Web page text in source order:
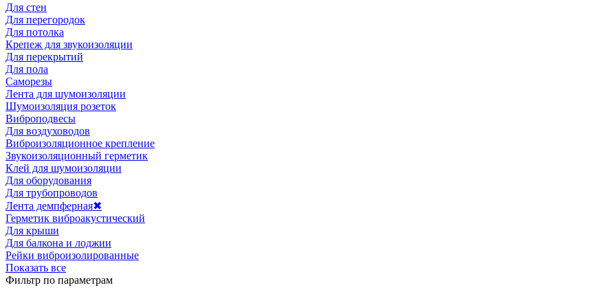
Для стен
Для перегородок
Для потолка
Крепеж для звукоизоляции
Для перекрытий
Для пола
Саморезы
Лента для шумоизоляции
Шумоизоляция розеток
Виброподвесы
Для воздуховодов
Виброизоляционное крепление
Звукоизоляционный герметик
Клей для шумоизоляции
Для оборудования
Для трубопроводов
Лента демпферная✖
Герметик виброакустический
Для крыши
Для балкона и лоджии
Рейки виброизолированные
Показать все
Фильтр по параметрам